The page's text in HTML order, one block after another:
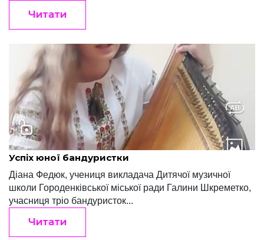
Читати
Редакція "Край" Червень 9, 2022
Успіх юної бандуристки
Діана Федюк, учениця викладача Дитячої музичної
школи Городенківської міської ради Галини Шкреметко,
учасниця тріо бандуристок...
Читати